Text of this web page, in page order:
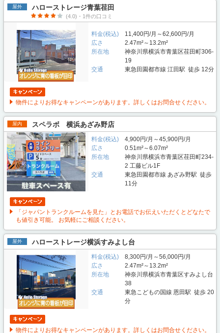
屋外 ハローストレージ青葉荏田
(4.0)・1件の口コミ
料金(税込)
11,400円/月～62,600円/月
広さ
2.47m²～13.2m²
所在地
神奈川県横浜市青葉区荏田町306-
19
交通
東急田園都市線 江田駅 徒歩 12分
物件によりお得なキャンペーンがあります。詳しくはお問合せください。
屋内 スペラボ 横浜あざみ野店
料金(税込)
4,900円/月～45,900円/月
広さ
0.51m²～6.07m²
所在地
神奈川県横浜市青葉区荏田町234-
2 工藤ビル1F
交通
東急田園都市線 あざみ野駅 徒歩
11分
「ジャパントランクルームを見た」とお電話でお伝えいただくとどなたで
も値引き可能。 お気軽にご相談ください。
屋外 ハローストレージ横浜すみよし台
料金(税込)
8,300円/月～56,000円/月
広さ
2.47m²～13.2m²
所在地
神奈川県横浜市青葉区すみよし台
38
交通
東急こどもの国線 恩田駅 徒歩 20
分
物件によりお得なキャンペーンがあります。詳しくはお問合せください。